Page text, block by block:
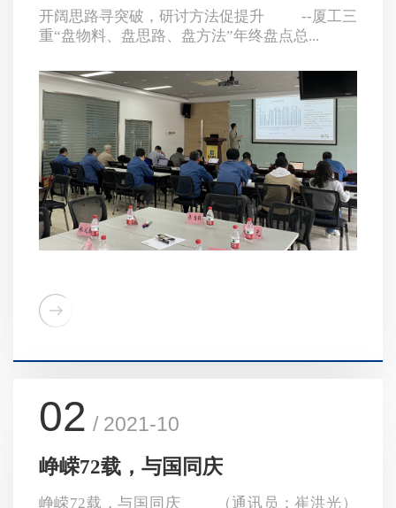
开阔思路寻突破，研讨方法促提升 --厦工三
重“盘物料、盘思路、盘方法”年终盘点总...
02 / 2021-10
峥嵘72载，与国同庆
峥嵘72载，与国同庆 （通讯员：崔洪光）